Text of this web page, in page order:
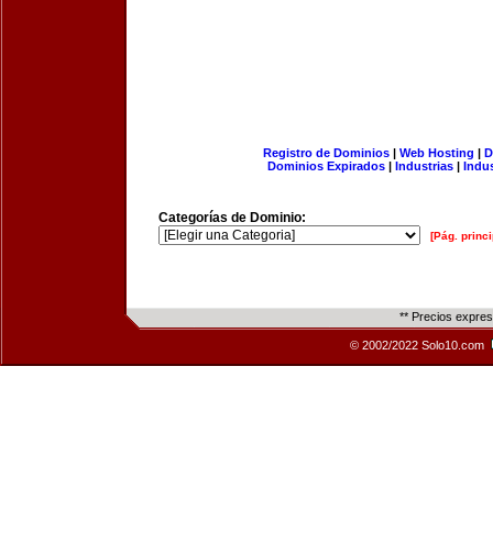
Registro de Dominios| Web Hosting |
Dominios Expirados | Industrias |
Categorías de Dominio:
[Pág.
** Precios
© 2002/2022 Solo10.com